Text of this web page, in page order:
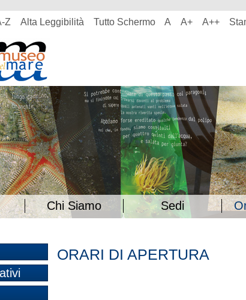
Z Alta Leggibilità Tutto Schermo A A+ A++
Chi Siamo Sedi
ORARI DI APERTURA